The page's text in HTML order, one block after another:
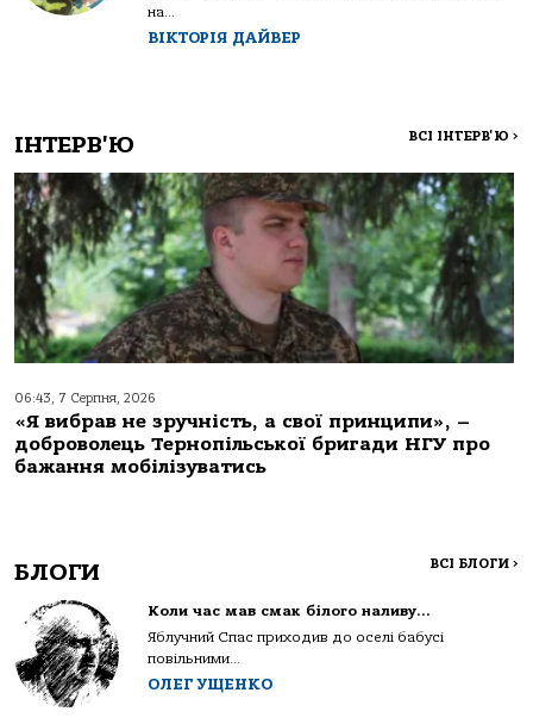
на...
ВІКТОРІЯ ДАЙВЕР
ІНТЕРВ'Ю ВСІ ІНТЕРВ'Ю >
06:43, 7 Серпня, 2026
«Я вибрав не зручність, а свої принципи», –
доброволець Тернопільської бригади НГУ про
бажання мобілізуватись
БЛОГИ ВСІ БЛОГИ >
Коли час мав смак білого наливу…
Яблучний Спас приходив до оселі бабусі
повільними...
ОЛЕГ УЩЕНКО